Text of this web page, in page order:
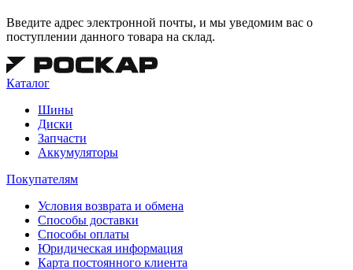
Введите адрес электронной почты, и мы уведомим вас о
поступлении данного товара на склад.
Каталог
Шины
Диски
Запчасти
Аккумуляторы
Покупателям
Условия возврата и обмена
Способы доставки
Способы оплаты
Юридическая информация
Карта постоянного клиента